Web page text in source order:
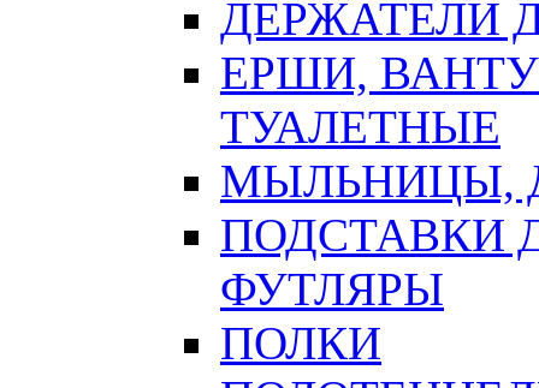
ДЕРЖАТЕЛИ
ЕРШИ,
ТУАЛЕТНЫЕ
МЫЛЬНИЦЫ,
ПОДСТАВКИ
ФУТЛЯРЫ
ПОЛКИ